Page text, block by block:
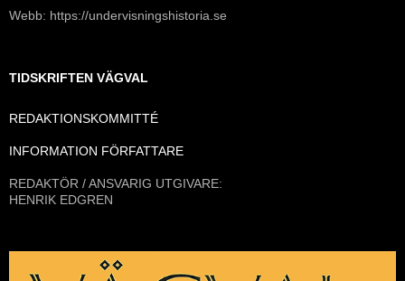
Webb: https://undervisningshistoria.se
TIDSKRIFTEN VÄGVAL
REDAKTIONSKOMMITTÉ
INFORMATION FÖRFATTARE
REDAKTÖR / ANSVARIG UTGIVARE:
HENRIK EDGREN